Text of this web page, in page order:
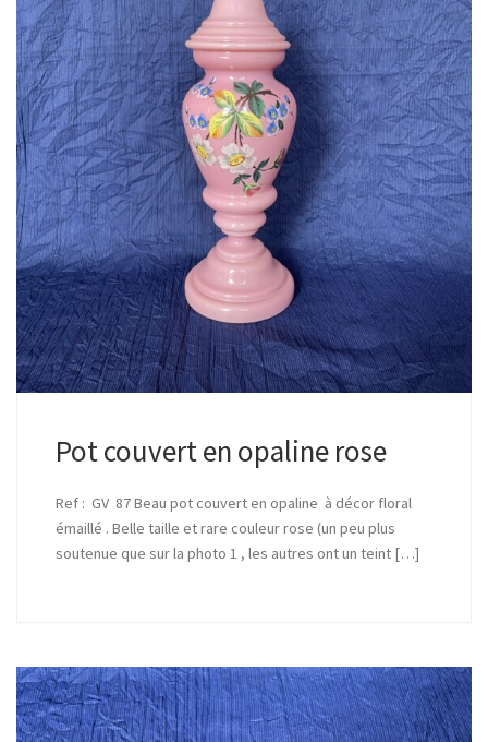
Pot couvert en opaline rose
Ref : GV 87 Beau pot couvert en opaline à décor floral
émaillé . Belle taille et rare couleur rose (un peu plus
soutenue que sur la photo 1 , les autres ont un teint […]